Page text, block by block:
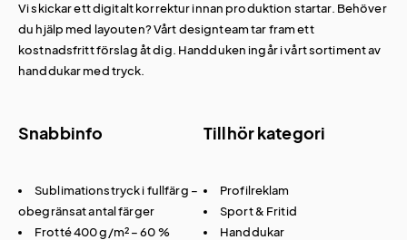
Vi skickar ett digitalt korrektur innan produktion startar. Behöver
du hjälp med layouten? Vårt designteam tar fram ett
kostnadsfritt förslag åt dig. Handduken ingår i vårt sortiment av
handdukar med tryck.
Snabbinfo
Sublimationstryck i fullfärg –
obegränsat antal färger
Frotté 400 g/m² – 60 %
Tillhör kategori
Profilreklam
Sport & Fritid
Handdukar